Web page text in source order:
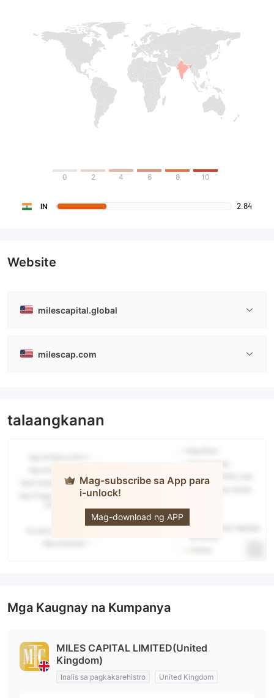
0 2 4 6 8 10
IN 2.84
Website
milescapital.global
milescap.com
talaangkanan
Mag-subscribe sa App para
i-unlock!
Mag-download ng APP
Mga Kaugnay na Kumpanya
MILES CAPITAL LIMITED(United
Kingdom)
Inalis sa pagkakarehistro United Kingdom